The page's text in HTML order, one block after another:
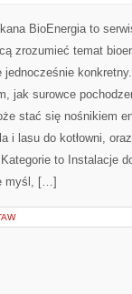
BioEnergia to
zrozumieć temat
jednocześnie
jak surowce
stać się nośnikiem
i lasu do kotłowni,
to Instalacje
myśl, […]